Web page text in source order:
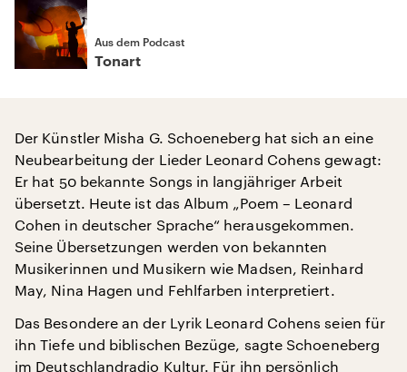
Aus dem Podcast
Tonart
Der Künstler Misha G. Schoeneberg hat sich an eine
Neubearbeitung der Lieder Leonard Cohens gewagt:
Er hat 50 bekannte Songs in langjähriger Arbeit
übersetzt. Heute ist das Album „Poem – Leonard
Cohen in deutscher Sprache“ herausgekommen.
Seine Übersetzungen werden von bekannten
Musikerinnen und Musikern wie Madsen, Reinhard
May, Nina Hagen und Fehlfarben interpretiert.
Das Besondere an der Lyrik Leonard Cohens seien für
ihn Tiefe und biblischen Bezüge, sagte Schoeneberg
im Deutschlandradio Kultur. Für ihn persönlich